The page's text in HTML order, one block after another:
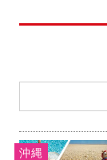
沖縄